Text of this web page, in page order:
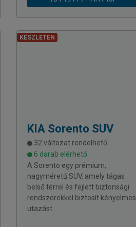
KÉSZLETEN
KIA Sorento SUV
32 változat rendelhető
6 darab elérhető
A Sorento egy prémium,
nagyméretű SUV, amely tágas
belső térrel és fejlett biztonsági
rendszerekkel biztosít kényelmes
utazást.